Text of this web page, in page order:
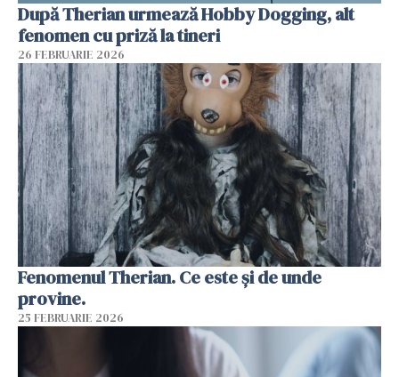
După Therian urmează Hobby Dogging, alt
fenomen cu priză la tineri
26 FEBRUARIE 2026
Fenomenul Therian. Ce este și de unde
provine.
25 FEBRUARIE 2026